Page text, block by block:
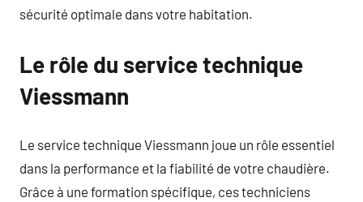
sécurité optimale dans votre habitation.
Le rôle du service technique
Viessmann
Le service technique Viessmann joue un rôle essentiel
dans la performance et la fiabilité de votre chaudière.
Grâce à une formation spécifique, ces techniciens